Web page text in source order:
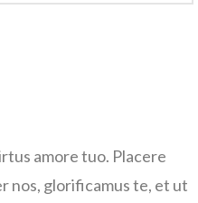
amore tuo. Placere
nos, glorificamus te, et ut